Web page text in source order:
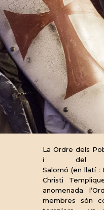
HISTÒRIA
La Ordre dels
i del
Salomó (en llatí :
Christi
anomenada
membres són